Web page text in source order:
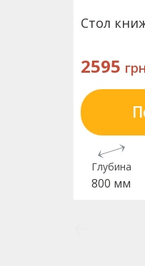
Стол
2595 грн
Глубина
800 мм